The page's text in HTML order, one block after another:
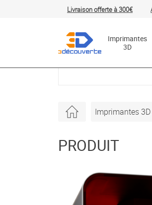
Livraison offerte à 300€
Imprimantes
3D
Imprimantes 3D
PRODUIT